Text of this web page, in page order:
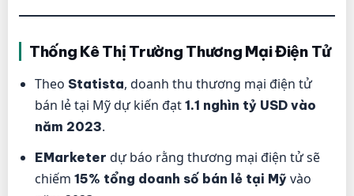
Thống Kê Thị Trường Thương Mại Điện Tử
Theo Statista, doanh thu thương mại điện tử
bán lẻ tại Mỹ dự kiến đạt 1.1 nghìn tỷ USD vào
năm 2023.
EMarketer dự báo rằng thương mại điện tử sẽ
chiếm 15% tổng doanh số bán lẻ tại Mỹ vào